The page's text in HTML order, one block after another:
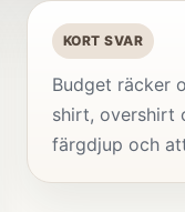
KORT SVAR
Budget räcker
shirt, overshirt
färgdjup och